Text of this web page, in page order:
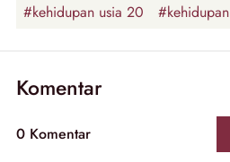
#kehidupan usia 20
#kehidupan
Komentar
0 Komentar